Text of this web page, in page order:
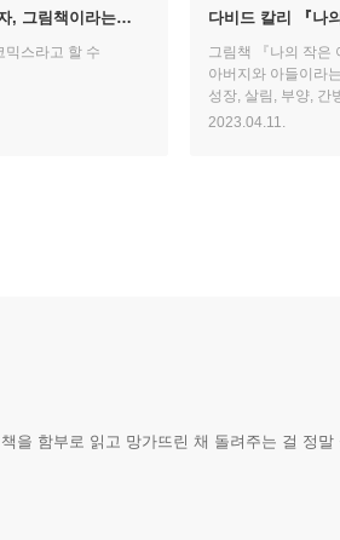
, 그림책이라는
믹스라고 할 수
다비드 칼리 『나
그림책 『나의 작은
아버지와 아들이라
성장, 살림, 부양, 간
정서적으로 유대감
2023.04.11.
을 함부로 읽고 망가뜨린 채 돌려주는 걸 정말